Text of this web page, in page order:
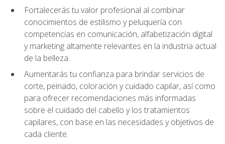
Fortalecerás tu valor profesional al combinar
conocimientos de estilismo y peluquería con
competencias en comunicación, alfabetización digital
y marketing altamente relevantes en la industria actual
de la belleza.
Aumentarás tu confianza para brindar servicios de
corte, peinado, coloración y cuidado capilar, así como
para ofrecer recomendaciones más informadas
sobre el cuidado del cabello y los tratamientos
capilares, con base en las necesidades y objetivos de
cada cliente.